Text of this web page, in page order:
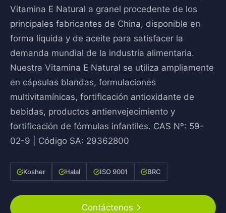
Vitamina E Natural a granel procedente de los
principales fabricantes de China, disponible en
forma líquida y de aceite para satisfacer la
demanda mundial de la industria alimentaria.
Nuestra Vitamina E Natural se utiliza ampliamente
en cápsulas blandas, formulaciones
multivitamínicas, fortificación antioxidante de
bebidas, productos antienvejecimiento y
fortificación de fórmulas infantiles. CAS Nº: 59-
02-9 | Código SA: 29362800
Kosher Halal ISO 9001 BRC
Contáctenos